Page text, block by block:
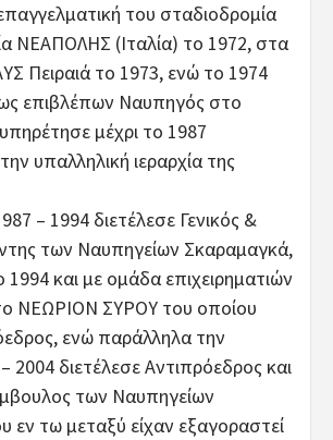
του σταδιοδρομία
ΝΕΑΠΟΛΗΣ (Ιταλία) το 1972, στα
Πειραιά το 1973, ενώ το 1974
επιβλέπων Ναυπηγός στο
μέχρι το 1987
υπαλληλική ιεραρχία της
– 1994 διετέλεσε Γενικός &
των Ναυπηγείων Σκαραμαγκά,
και με ομάδα επιχειρηματιών
ΝΕΩΡΙΟΝ ΣΥΡΟΥ του οποίου
ενώ παράλληλα την
2004 διετέλεσε Αντιπρόεδρος και
των Ναυπηγείων
εν τω μεταξύ είχαν εξαγοραστεί